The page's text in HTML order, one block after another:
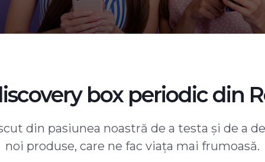
box periodic din
din pasiunea noastră de a testa și de a
noi produse, care ne fac viața mai frumoasă.